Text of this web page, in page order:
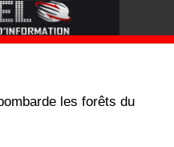
les forêts du